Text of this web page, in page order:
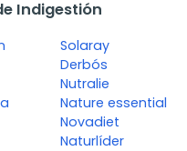
Indigestión
Solaray
Derbós
Nutralie
Nature essential
Novadiet
Naturlíder